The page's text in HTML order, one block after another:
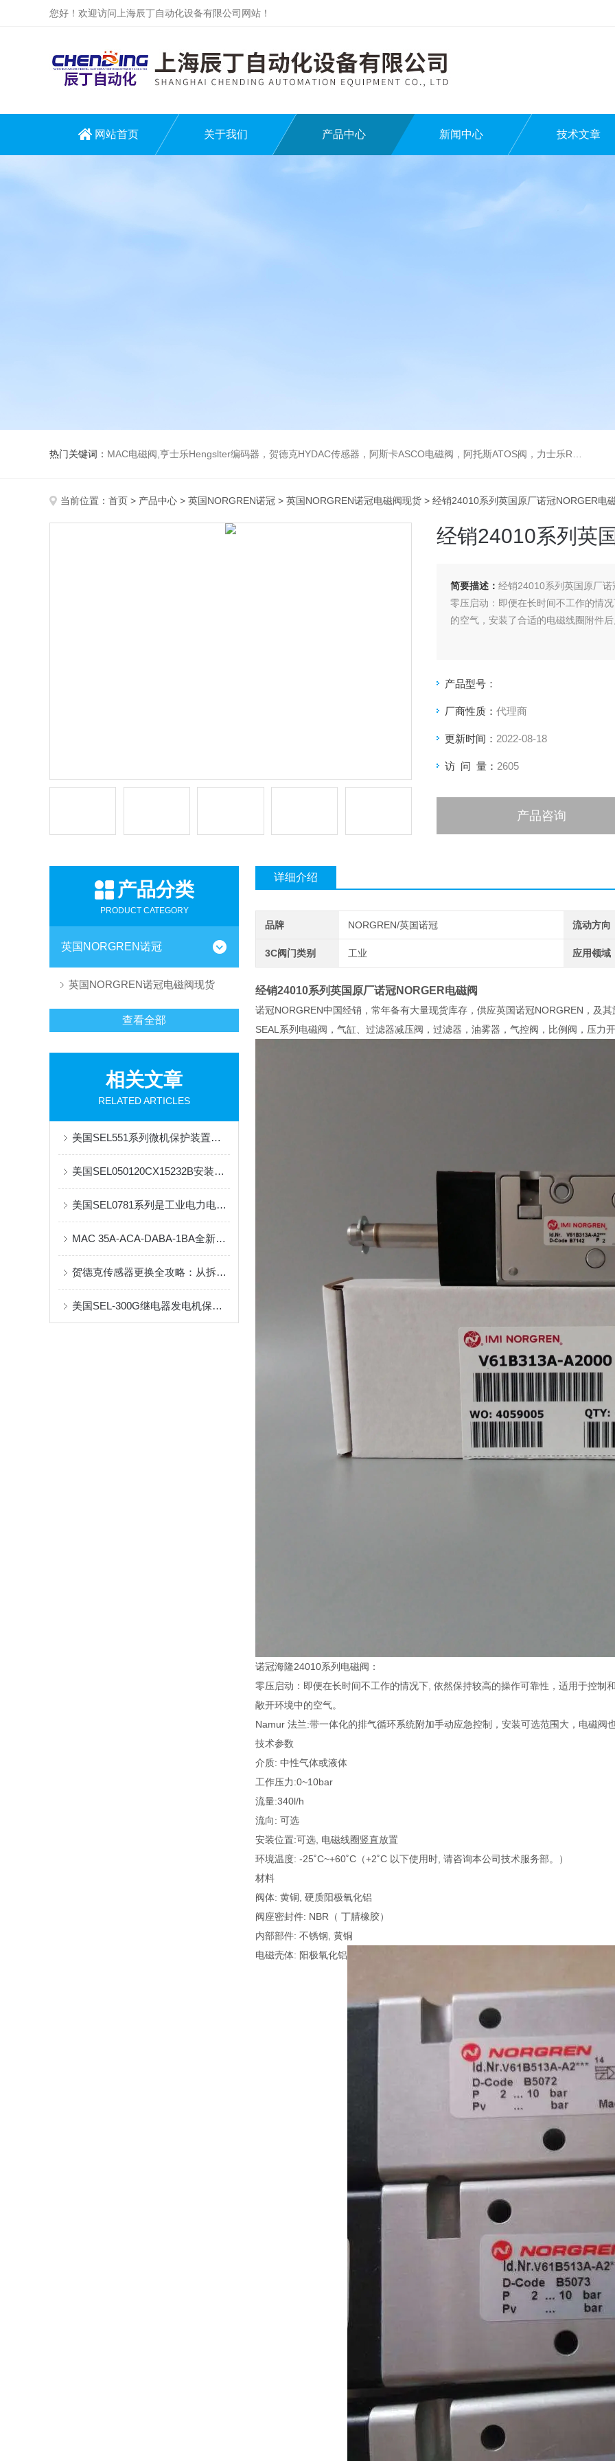
您好！欢迎访问上海辰丁自动化设备有限公司网站！
网站首页 关于我们 产品中心 新闻中心 技术文章
热门关键词： MAC电磁阀,亨士乐Hengslter编码器，贺德克HYDAC传感器，阿斯卡ASCO电磁阀，阿托斯ATOS阀，力士乐Rexroth泵，爱普EPRO传感器，穆格MOOG伺服阀，宝德BURKERT电磁阀，倍加福P F传感器
当前位置： 首页 > 产品中心 > 英国NORGREN诺冠 > 英国NORGREN诺冠电磁阀现货 > 经销24010系列英国原厂诺冠NORGER电
经销24010系列英
简要描述： 经销24010系列英国原厂
零压启动：即便在长时间不工作的情
的空气，安装了合适的电磁线圈附件
产品型号：
厂商性质： 代理商
更新时间： 2022-08-18
访 问 量： 2605
产品咨询
产品分类
PRODUCT CATEGORY
英国NORGREN诺冠
英国NORGREN诺冠电磁阀现货
查看全部
相关文章
RELATED ARTICLES
美国SEL551系列微机保护装置是一款功能*、性能良好的电力系统保护设备
美国SEL050120CX15232B安装指南
美国SEL0781系列是工业电力电子的效能引擎
MAC 35A-ACA-DABA-1BA全新现货原装库存
贺德克传感器更换全攻略：从拆卸到校准的精准操作
美国SEL-300G继电器发电机保护装置技术参数
详细介绍
品牌 NORGREN/英国诺冠 流动方向
3C阀门类别 工业 应用领域
经销24010系列英国原厂诺冠NORGER电磁阀
诺冠NORGREN中国经销，常年备有大量现货库存，供应英国诺冠NORGREN，及
SEAL系列电磁阀，气缸、过滤器减压阀，过滤器，油雾器，气控阀，比例阀，压力
诺冠海隆24010系列电磁阀：
零压启动：即便在长时间不工作的情况下, 依然保持较高的操作可靠性，适用于控制
敞开环境中的空气。
Namur 法兰:带一体化的排气循环系统附加手动应急控制，安装可选范围大，电磁阀
技术参数
介质: 中性气体或液体
工作压力:0~10bar
流量:340l/h
流向: 可选
安装位置:可选, 电磁线圈竖直放置
环境温度: -25˚C~+60˚C（+2˚C 以下使用时, 请咨询本公司技术服务部。）
材料
阀体: 黄铜, 硬质阳极氧化铝
阀座密封件: NBR（ 丁腈橡胶）
内部部件: 不锈钢, 黄铜
电磁壳体: 阳极氧化铝